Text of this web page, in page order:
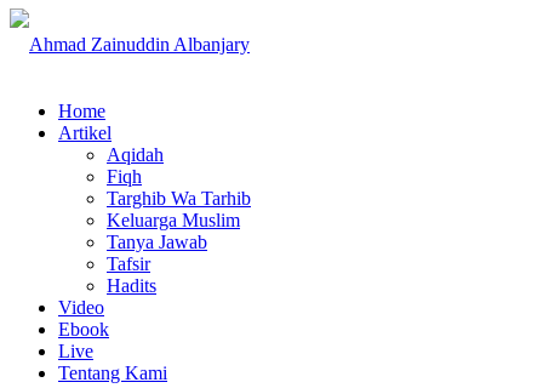
Home
Artikel
Aqidah
Fiqh
Targhib Wa Tarhib
Keluarga Muslim
Tanya Jawab
Tafsir
Hadits
Video
Ebook
Live
Tentang Kami